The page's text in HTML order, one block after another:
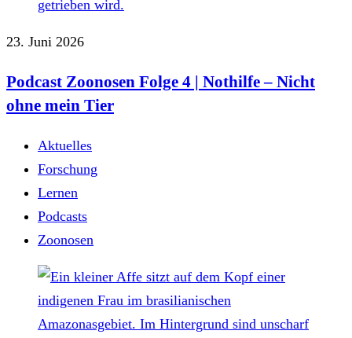
23. Juni 2026
Podcast Zoonosen Folge 4 | Nothilfe ‒ Nicht
ohne mein Tier
Aktuelles
Forschung
Lernen
Podcasts
Zoonosen